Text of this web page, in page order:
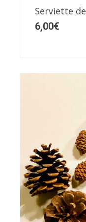
choisies
sur
Serviette
6,00€